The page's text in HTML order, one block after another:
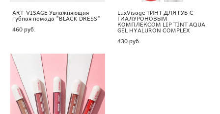
ART-VISAGE Увлажняющая
губная помада "BLACK DRESS"
460 pуб.
LuxVisage ТИНТ ДЛЯ ГУБ С
ГИАЛУРОНОВЫМ
КОМПЛЕКСОМ LIP TINT AQUA
GEL HYALURON COMPLEX
430 pуб.